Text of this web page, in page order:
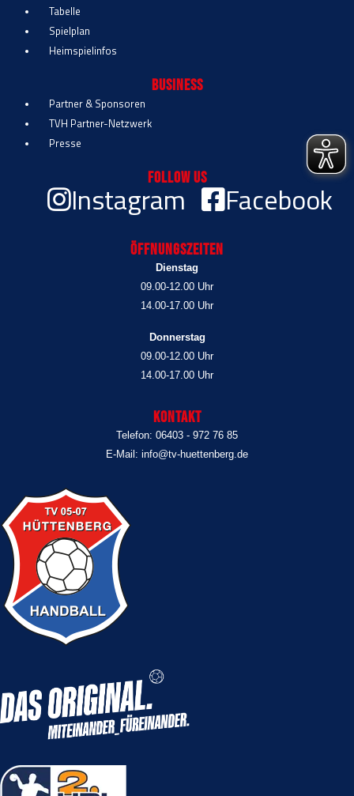
Tabelle
Spielplan
Heimspielinfos
Business
Partner & Sponsoren
TVH Partner-Netzwerk
Presse
Follow Us
Instagram Facebook
Öffnungszeiten
Dienstag
09.00-12.00 Uhr
14.00-17.00 Uhr
Donnerstag
09.00-12.00 Uhr
14.00-17.00 Uhr
Kontakt
Telefon: 06403 - 972 76 85
E-Mail: info@tv-huettenberg.de